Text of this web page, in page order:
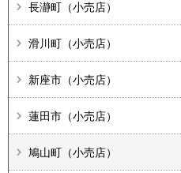
長瀞町（小売店）
滑川町（小売店）
新座市（小売店）
蓮田市（小売店）
鳩山町（小売店）